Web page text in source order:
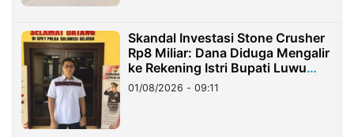
Skandal Investasi Stone Crusher
Rp8 Miliar: Dana Diduga Mengalir
ke Rekening Istri Bupati Luwu
Timur
01/08/2026 - 09:11